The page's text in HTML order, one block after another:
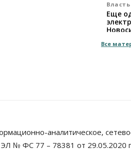
Власть
Еще
Все
аналитическое,
№ ФС 77 – 78381 от 29.05.2020